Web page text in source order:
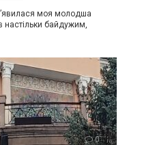
моя молодша
настільки байдужим,
0